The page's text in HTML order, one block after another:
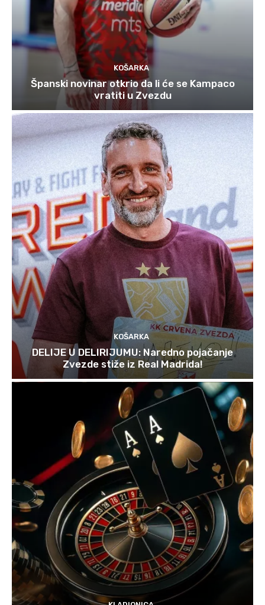
KOŠARKA
Španski novinar otkrio da li će se Kampaco
vratiti u Zvezdu
KOŠARKA
DELIJE U DELIRIJUMU: Naredno pojačanje
Zvezde stiže iz Real Madrida!